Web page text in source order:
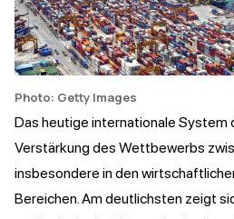
Photo: Getty Images
Das heutige internationale System
Verstärkung des Wettbewerbs
insbesondere in den
Bereichen. Am deutlichsten zeigt